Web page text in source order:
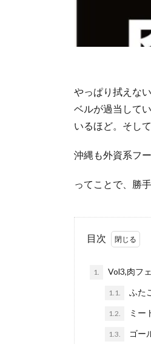
やっぱり拭えな
ベルが過当して
いるほど。そし
沖縄も外資系フ
ってことで、勝
目次
1. Vol3,肉フ
1.1. ふた
1.2. ミー
1.3. ゴー